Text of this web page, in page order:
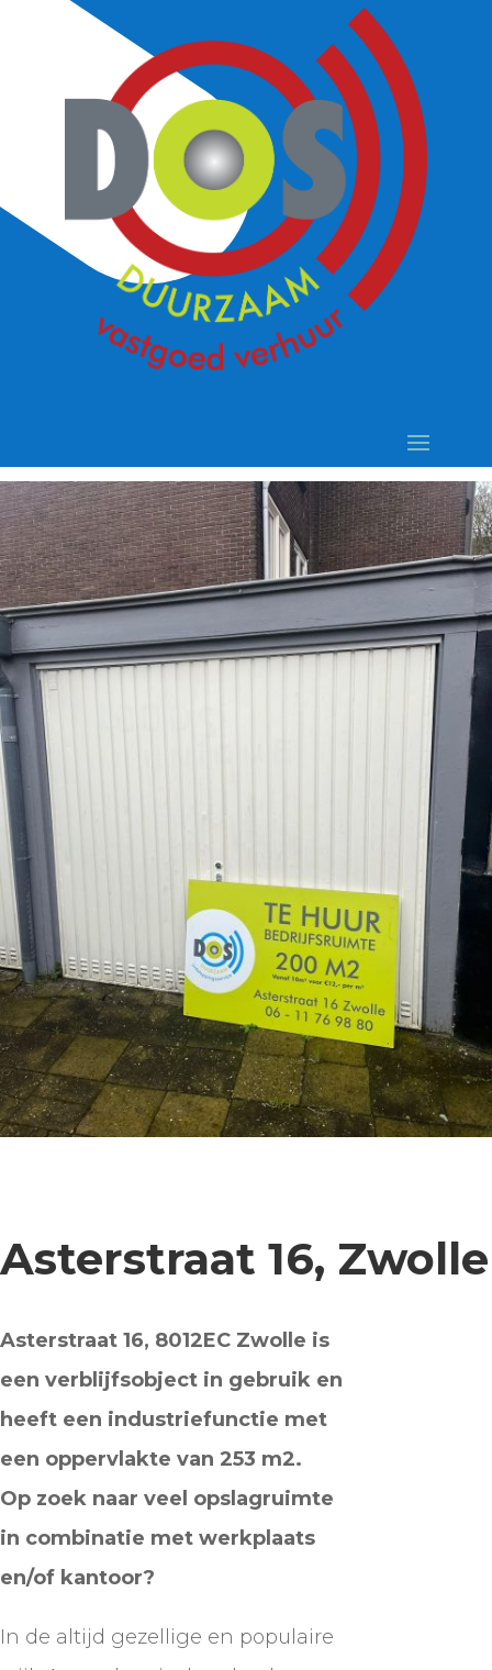
Asterstraat 16, Zwolle
Asterstraat 16, 8012EC Zwolle is
een verblijfsobject in gebruik en
heeft een industriefunctie met
een oppervlakte van 253 m2.
Op zoek naar veel opslagruimte
in combinatie met werkplaats
en/of kantoor?
In de altijd gezellige en populaire